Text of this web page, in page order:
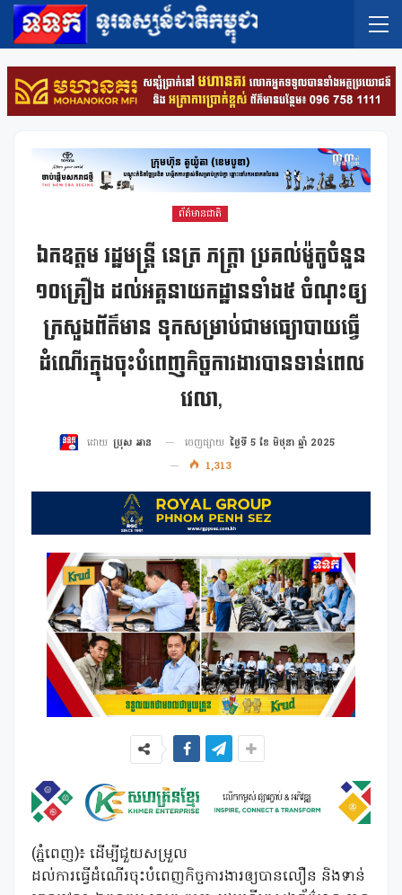
ព័ត៌មានជាតិ
ឯកឧត្តម រដ្ឋមន្ត្រី នេត្រ ភក្ត្រា ប្រគល់ម៉ូតូចំនួន
១០គ្រឿង ដល់អគ្គនាយកដ្ឋានទាំង៥ ចំណុះឲ្យ
ក្រសួងព័ត៌មាន ទុកសម្រាប់ជាមធ្យោបាយធ្វើ
ដំណើរក្នុងចុះបំពេញកិច្ចការងារបានទាន់ពេល
វេលា,
ដោយ ប្រុស អាន ចេញផ្សាយ ថ្ងៃទី 5 ខែ មិថុនា ឆ្នាំ 2025
1,313
(ភ្នំពេញ)៖ ដើម្បីជួយសម្រួល
ដល់ការធ្វើដំណើរចុះបំពេញកិច្ចការងារឲ្យបានលឿន និងទាន់